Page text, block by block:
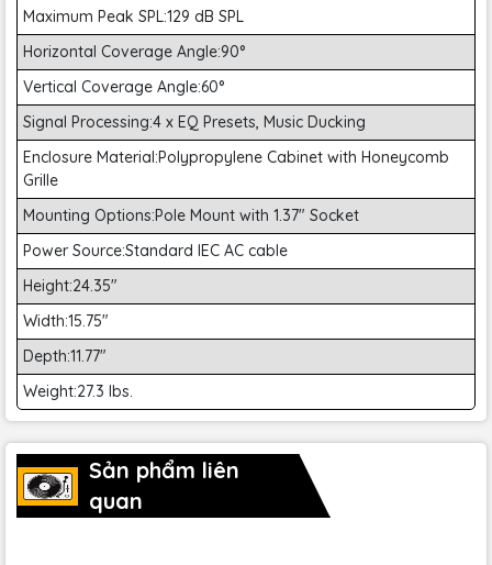
Maximum Peak SPL:129 dB SPL
Horizontal Coverage Angle:90°
Vertical Coverage Angle:60°
Signal Processing:4 x EQ Presets, Music Ducking
Enclosure Material:Polypropylene Cabinet with Honeycomb
Grille
Mounting Options:Pole Mount with 1.37" Socket
Power Source:Standard IEC AC cable
Height:24.35"
Width:15.75"
Depth:11.77"
Weight:27.3 lbs.
Sản phẩm liên
quan